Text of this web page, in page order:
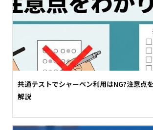
共通テストでシャーペン利用はNG?注意点
解説